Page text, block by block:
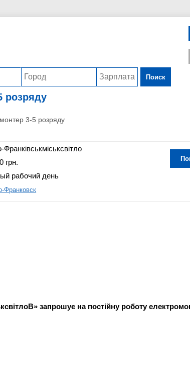
Поиск
розряду
3-5 розряду
Франківськміськсвітло
грн.
рабочий день
Франковск
запрошує на постійну роботу